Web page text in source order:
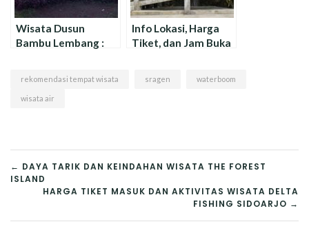
Wisata Dusun
Bambu Lembang :
Info Lokasi, Harga
Tiket, dan Jam Buka
rekomendasi tempat wisata sragen waterboom
wisata air
NAVIGASI
POS
← DAYA TARIK DAN KEINDAHAN WISATA THE FOREST
ISLAND
HARGA TIKET MASUK DAN AKTIVITAS WISATA DELTA
FISHING SIDOARJO →